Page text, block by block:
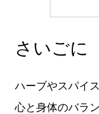
さいごに
ハーブやスパイ
心と身体のバラ